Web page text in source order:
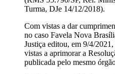
Turma, DJe 14/12/2018).
Com vistas a dar
no caso Favela Nova
Justiça editou, em 9/4/
vistas a aprimorar a
publicada pelo mesmo